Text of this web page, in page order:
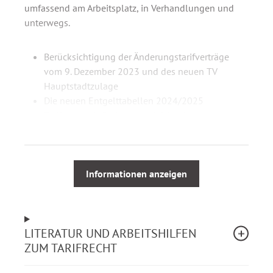
umfassend am Arbeitsplatz, in Verhandlungen und
unterwegs.
Berücksichtigung der Änderungstarifverträge
vom 9. Dezember 2023 und des neuen TV
Hauptstadtzulage
Tarifeinigung 2023
Kommentierung des Tarifvertrages für den
öffentlichen Dienst der Länder einschließlich des
Studierende, Praktikanten und Schüler
Entgeltordnung zum TV-L mit ausführlicher
Informationen anzeigen
LITERATUR UND ARBEITSHILFEN
ZUM TARIFRECHT